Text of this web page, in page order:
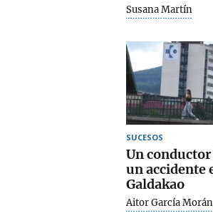
Susana Martín
SUCESOS
Un
un accidente
Galdakao
Aitor García Morán